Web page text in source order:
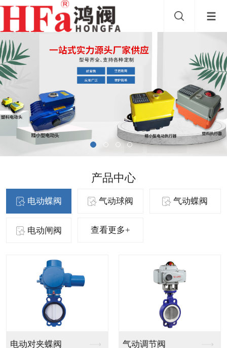
产品中心
电动蝶阀 气动球阀 气动蝶阀
电动闸阀 查看更多+
气动法兰球阀 气动PVC球阀